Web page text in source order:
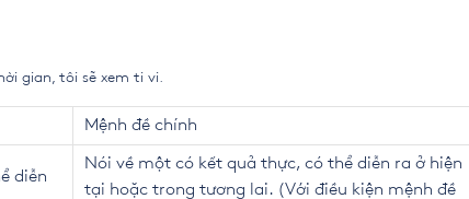
gian, tôi sẽ xem ti vi.
Mệnh đề chính
diễn
Nói về một có kết quả thực, có thể diễn ra ở hiện
tại hoặc trong tương lai. (Với điều kiện mệnh đề